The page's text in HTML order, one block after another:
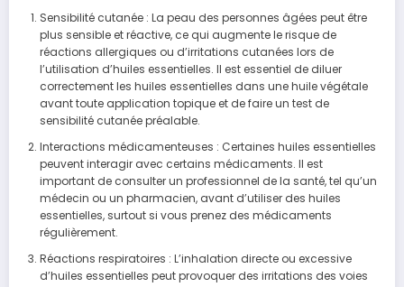
Sensibilité cutanée : La peau des personnes âgées peut être
plus sensible et réactive, ce qui augmente le risque de
réactions allergiques ou d’irritations cutanées lors de
l’utilisation d’huiles essentielles. Il est essentiel de diluer
correctement les huiles essentielles dans une huile végétale
avant toute application topique et de faire un test de
sensibilité cutanée préalable.
Interactions médicamenteuses : Certaines huiles essentielles
peuvent interagir avec certains médicaments. Il est
important de consulter un professionnel de la santé, tel qu’un
médecin ou un pharmacien, avant d’utiliser des huiles
essentielles, surtout si vous prenez des médicaments
régulièrement.
Réactions respiratoires : L’inhalation directe ou excessive
d’huiles essentielles peut provoquer des irritations des voies